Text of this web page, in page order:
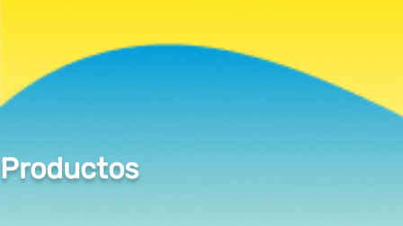
Productos